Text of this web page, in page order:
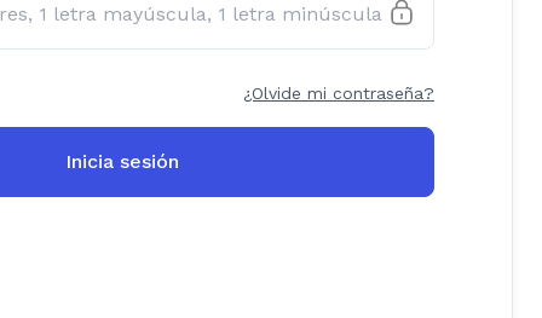
¿Olvide mi contraseña?